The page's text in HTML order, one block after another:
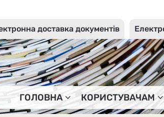
доставка документів
ГОЛОВНА КОРИСТУВАЧАМ